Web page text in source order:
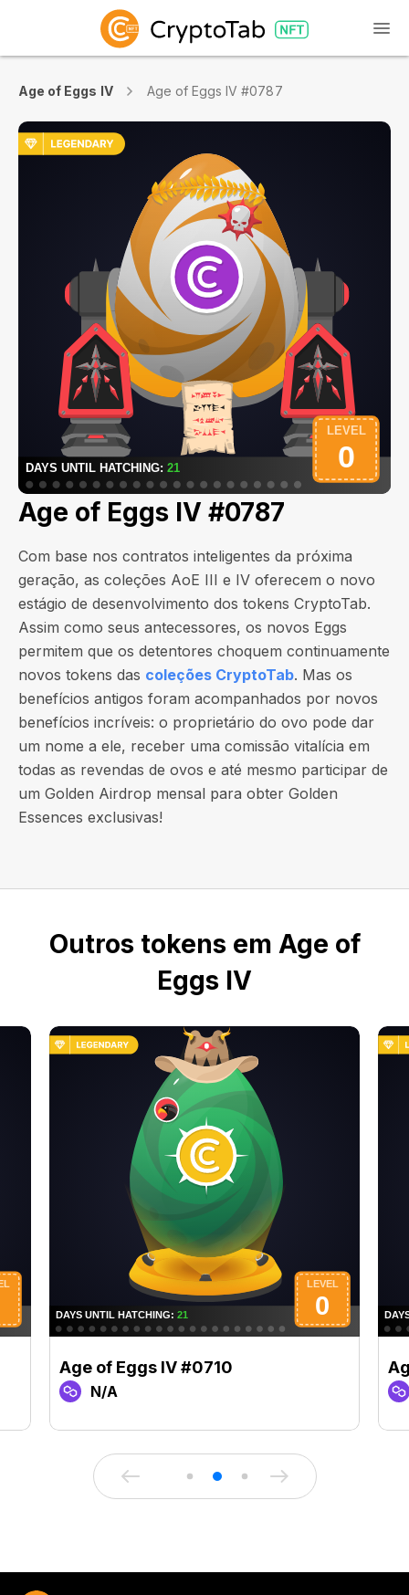
Age of Eggs IV Age of Eggs IV #0787
Age of Eggs IV #0787
Com base nos contratos inteligentes da próxima
geração, as coleções AoE III e IV oferecem o novo
estágio de desenvolvimento dos tokens CryptoTab.
Assim como seus antecessores, os novos Eggs
permitem que os detentores choquem continuamente
novos tokens das coleções CryptoTab. Mas os
benefícios antigos foram acompanhados por novos
benefícios incríveis: o proprietário do ovo pode dar
um nome a ele, receber uma comissão vitalícia em
todas as revendas de ovos e até mesmo participar de
um Golden Airdrop mensal para obter Golden
Essences exclusivas!
Outros tokens em Age of
Eggs IV
Age of Eggs IV #0710
N/A